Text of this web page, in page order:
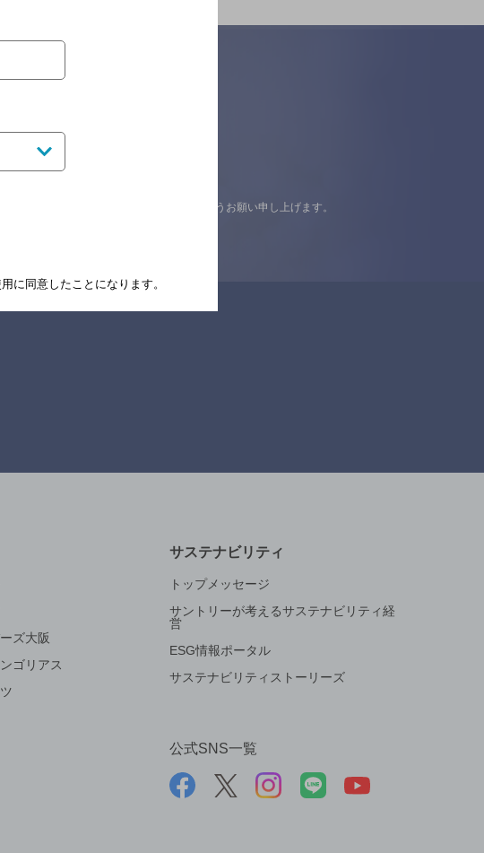
ためお店にご確認の上ご来店くださいますようお願い申し上げます。
ズ大阪
ゴリアス
サステナビリティ
トップメッセージ
サントリーが考えるサステナビリティ経
営
ESG情報ポータル
サステナビリティストーリーズ
公式SNS一覧
に同意したことになります。